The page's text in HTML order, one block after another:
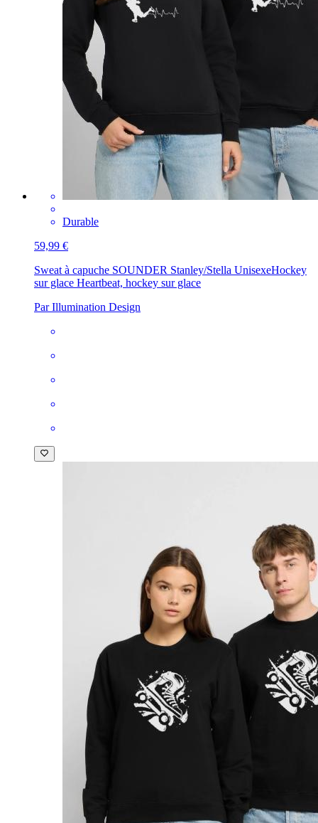
Durable
59,99 €
Sweat à capuche SOUNDER Stanley/Stella UnisexeHockey
sur glace Heartbeat, hockey sur glace
Par Illumination Design